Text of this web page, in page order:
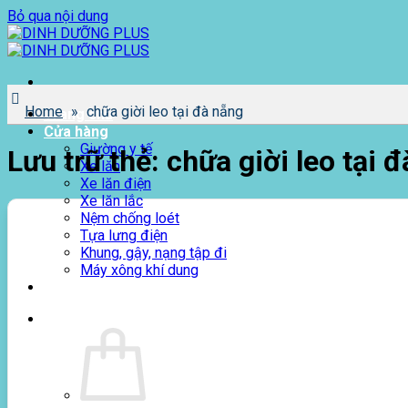
Bỏ qua nội dung
Trang chủ
Cửa hàng
Giường y tế
Xe lăn
Xe lăn điện
Xe lăn lắc
Nệm chống loét
Tựa lưng điện
Khung, gậy, nạng tập đi
Máy xông khí dung
Home » chữa giời leo tại đà nẵng
Lưu trữ thẻ: chữa giời leo tại